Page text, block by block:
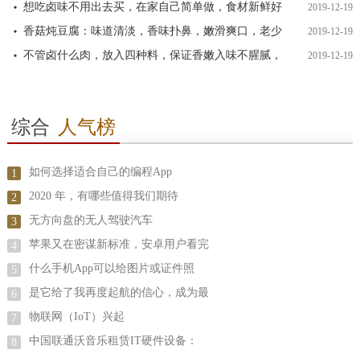
想吃卤味不用出去买，在家自己简单做，食材新鲜好 2019-12-19
香菇炖豆腐：味道清淡，香味扑鼻，嫩滑爽口，老少 2019-12-19
不管卤什么肉，放入四种料，保证香嫩入味不腥腻， 2019-12-19
综合 人气榜
1 如何选择适合自己的编程App
2 2020 年，有哪些值得我们期待
3 无方向盘的无人驾驶汽车
4 苹果又在密谋新标准，安卓用户看完
5 什么手机App可以给图片或证件照
6 是它给了我再度起航的信心，成为最
7 物联网（IoT）兴起
8 中国联通沃音乐租赁IT硬件设备：